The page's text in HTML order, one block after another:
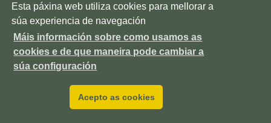
Esta páxina web utiliza cookies para mellorar a
súa experiencia de navegación
Máis información sobre como usamos as
cookies e de que maneira pode cambiar a
súa configuración
Acepto as cookies
Copyright © 2026. Deputación de Pontevedra.Mapa Web
legal|Accesiblidade| Protección de datos
Contacto
Outras webs da Deputación
Pazo provincial. Avda. Montero Ríos, s/n, 36071 Pontevedra ES
+34 986 804 100
P3600000H DIR3 LA0006111
enviarémosche información sobre as novidades da
Depo
Subscríbete!